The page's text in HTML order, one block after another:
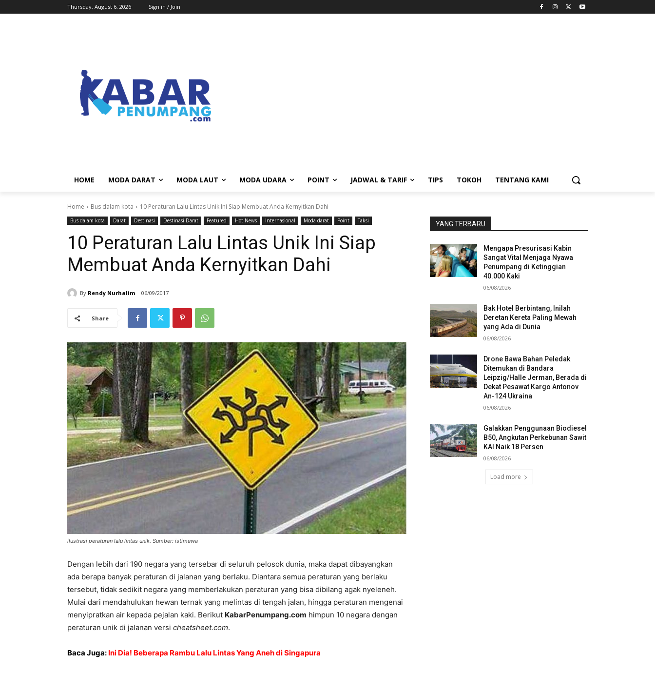
Thursday, August 6, 2026 Sign in / Join
HOME MODA DARAT MODA LAUT MODA UDARA POINT JADWAL & TARIF TIPS TOKOH TENTANG KAMI
Home Bus dalam kota 10 Peraturan Lalu Lintas Unik Ini Siap Membuat Anda Kernyitkan Dahi
Bus dalam kota Darat Destinasi Destinasi Darat Featured Hot News Internasional Moda darat Point Taksi
10 Peraturan Lalu Lintas Unik Ini Siap
Membuat Anda Kernyitkan Dahi
By Rendy Nurhalim 06/09/2017
Share
ilustrasi peraturan lalu lintas unik. Sumber: istimewa
Dengan lebih dari 190 negara yang tersebar di seluruh pelosok dunia, maka dapat dibayangkan
ada berapa banyak peraturan di jalanan yang berlaku. Diantara semua peraturan yang berlaku
tersebut, tidak sedikit negara yang memberlakukan peraturan yang bisa dibilang agak nyeleneh.
Mulai dari mendahulukan hewan ternak yang melintas di tengah jalan, hingga peraturan mengenai
menyipratkan air kepada pejalan kaki. Berikut KabarPenumpang.com himpun 10 negara dengan
peraturan unik di jalanan versi cheatsheet.com.
Baca Juga: Ini Dia! Beberapa Rambu Lalu Lintas Yang Aneh di Singapura
YANG TERBARU
Mengapa Presurisasi Kabin
Sangat Vital Menjaga Nyawa
Penumpang di Ketinggian
40.000 Kaki
06/08/2026
Bak Hotel Berbintang, Inilah
Deretan Kereta Paling Mewah
yang Ada di Dunia
06/08/2026
Drone Bawa Bahan Peledak
Ditemukan di Bandara
Leipzig/Halle Jerman, Berada di
Dekat Pesawat Kargo Antonov
An-124 Ukraina
06/08/2026
Galakkan Penggunaan Biodiesel
B50, Angkutan Perkebunan Sawit
KAI Naik 18 Persen
06/08/2026
Load more